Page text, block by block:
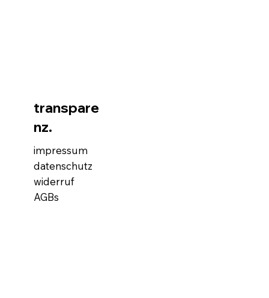
transpare
nz.
impressum
datenschutz
widerruf
AGBs